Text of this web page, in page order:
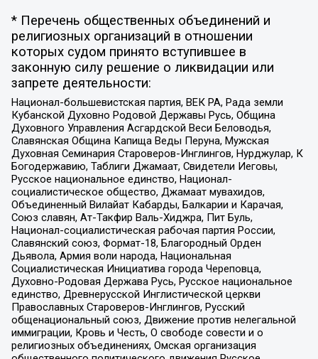
* Перечень общественных объединений и
религиозных организаций в отношении
которых судом принято вступившее в
законную силу решение о ликвидации или
запрете деятельности:
Национал-большевистская партия, ВЕК РА, Рада земли
Кубанской Духовно Родовой Державы Русь, Община
Духовного Управления Асгардской Веси Беловодья,
Славянская Община Капища Веды Перуна, Мужская
Духовная Семинария Староверов-Инглингов, Нурджулар, К
Богодержавию, Таблиги Джамаат, Свидетели Иеговы,
Русское национальное единство, Национал-
социалистическое общество, Джамаат мувахидов,
Объединенный Вилайат Кабарды, Балкарии и Карачая,
Союз славян, Ат-Такфир Валь-Хиджра, Пит Буль,
Национал-социалистическая рабочая партия России,
Славянский союз, Формат-18, Благородный Орден
Дьявола, Армия воли народа, Национальная
Социалистическая Инициатива города Череповца,
Духовно-Родовая Держава Русь, Русское национальное
единство, Древнерусской Инглистической церкви
Православных Староверов-Инглингов, Русский
общенациональный союз, Движение против нелегальной
иммиграции, Кровь и Честь, О свободе совести и о
религиозных объединениях, Омская организация